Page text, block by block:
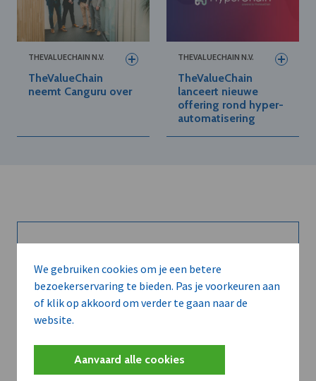
We gebruiken cookies om je een betere
bezoekerservaring te bieden. Pas je voorkeuren aan
of klik op akkoord om verder te gaan naar de
website.
Aanvaard alle cookies
THEVALUECHAIN N.V.
TheValueChain
neemt Canguru over
THEVALUECHAIN N.V.
TheValueChain
lanceert nieuwe
offering rond hyper-
automatisering
Kort de voordelen
van een
abonnement...
Neem dVO Leads